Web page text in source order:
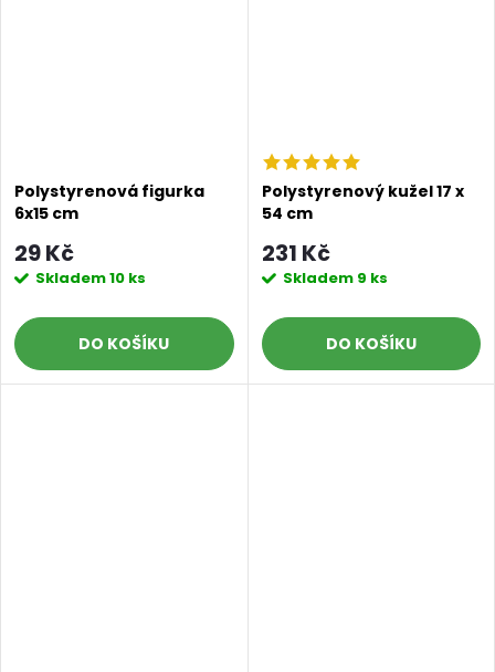
Polystyrenová figurka
6x15 cm
29 Kč
Skladem10 ks
DO KOŠÍKU
Polystyrenový kužel 17 x
54 cm
231 Kč
Skladem 9 ks
DO KOŠÍKU